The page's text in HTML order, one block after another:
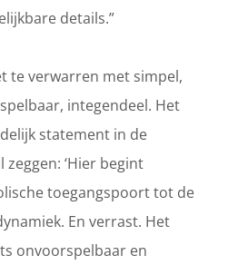
details.”
te verwarren met simpel,
integendeel. Het
statement in de
‘Hier begint
toegangspoort tot de
En verrast. Het
onvoorspelbaar en